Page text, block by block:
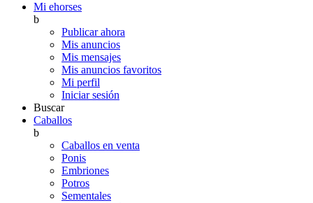
Mi ehorses
b
Publicar ahora
Mis anuncios
Mis mensajes
Mis anuncios favoritos
Mi perfil
Iniciar sesión
Buscar
Caballos
b
Caballos en venta
Ponis
Embriones
Potros
Sementales